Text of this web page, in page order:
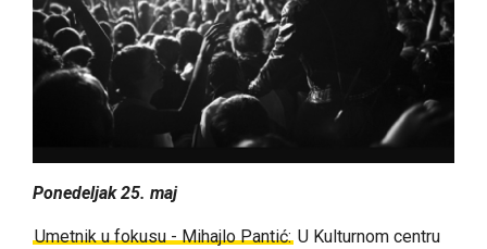
Ponedeljak 25. maj
Umetnik u fokusu - Mihajlo Pantić: U Kulturnom centru